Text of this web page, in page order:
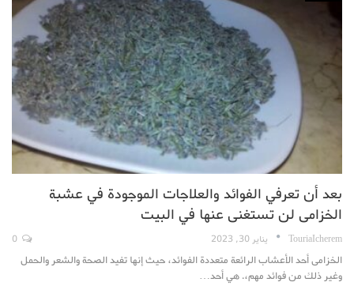
بعد أن تعرفي الفوائد والعلاجات الموجودة في عشبة
الخزامى لن تستغنى عنها في البيت
TouriaIcherem يناير 30, 2023
الخزامى أحد الأعشاب الرائعة متعددة الفوائد، حيث إنها تفيد الصحة والشعر والحمل
وغير ذلك من فوائد مهم،. هي أحد…